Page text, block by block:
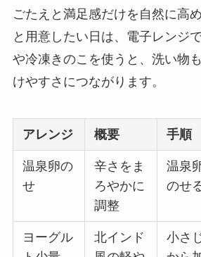
ごたえと満足感だけを自然に高
と用意したい日は、電子レンジ
や冷凍きのこを使うと、洗い物
けやすさにつながります。
アレンジ 概要 手順
温泉卵の
せ
辛さをま
ろやかに
調整
温泉
のせ
ヨーグル
北インド
小さ